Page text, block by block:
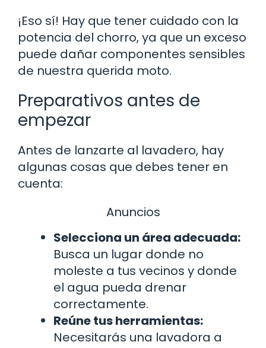
¡Eso sí! Hay que tener cuidado con la
potencia del chorro, ya que un exceso
puede dañar componentes sensibles
de nuestra querida moto.
Preparativos antes de
empezar
Antes de lanzarte al lavadero, hay
algunas cosas que debes tener en
cuenta:
Anuncios
Selecciona un área adecuada:
Busca un lugar donde no
moleste a tus vecinos y donde
el agua pueda drenar
correctamente.
Reúne tus herramientas:
Necesitarás una lavadora a